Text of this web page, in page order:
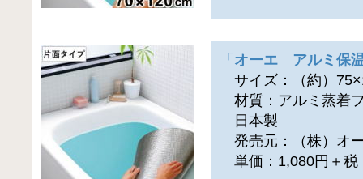
「 オーエ アルミ保
サイズ：（約）
材質：アルミ蒸着
日本製
発売元：（株）オ
単価：1,080円＋税